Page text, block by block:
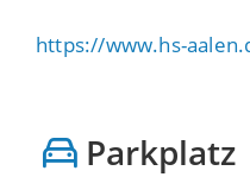
https://www.hs-
Parkplatz